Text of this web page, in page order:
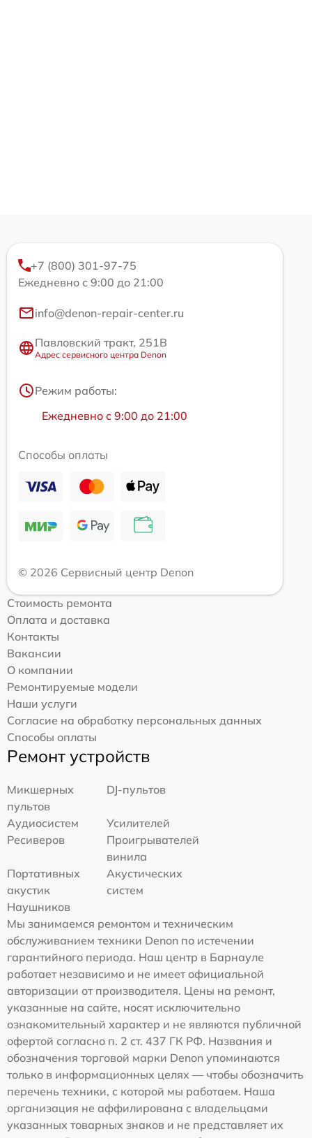
+7 (800) 301-97-75
Ежедневно с 9:00 до 21:00
info@denon-repair-center.ru
Павловский тракт, 251В
Адрес сервисного центра Denon
Режим работы:
Ежедневно с 9:00 до 21:00
Способы оплаты
© 2026 Сервисный центр Denon
Стоимость ремонта
Оплата и доставка
Контакты
Вакансии
О компании
Ремонтируемые модели
Наши услуги
Согласие на обработку персональных данных
Способы оплаты
Ремонт устройств
Микшерных
пультов
DJ-пультов
Аудиосистем
Усилителей
Ресиверов
Проигрывателей
винила
Портативных
акустик
Акустических
систем
Наушников
Мы занимаемся ремонтом и техническим
обслуживанием техники Denon по истечении
гарантийного периода. Наш центр в Барнауле
работает независимо и не имеет официальной
авторизации от производителя. Цены на ремонт,
указанные на сайте, носят исключительно
ознакомительный характер и не являются публичной
офертой согласно п. 2 ст. 437 ГК РФ. Названия и
обозначения торговой марки Denon упоминаются
только в информационных целях — чтобы обозначить
перечень техники, с которой мы работаем. Наша
организация не аффилирована с владельцами
указанных товарных знаков и не представляет их